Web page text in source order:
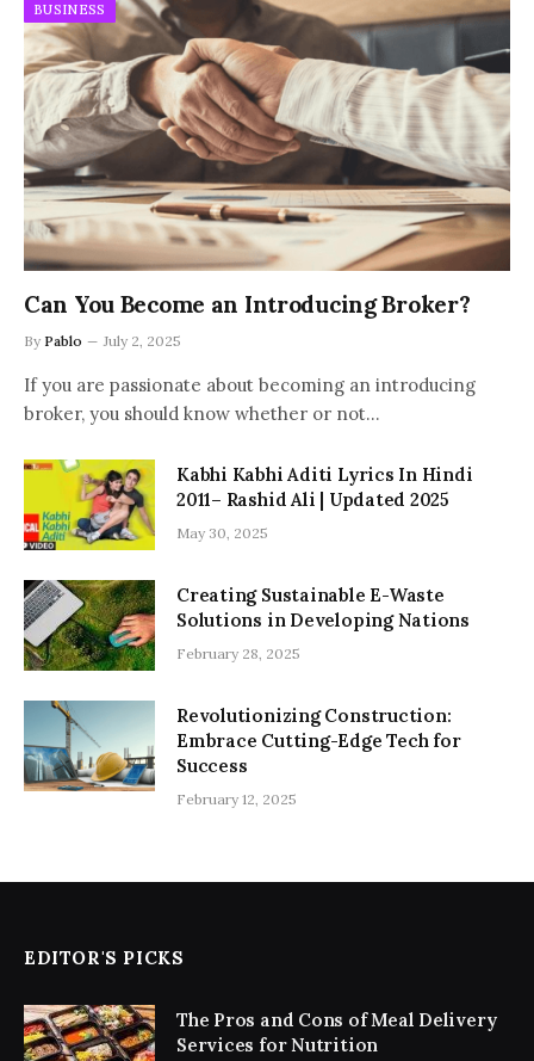
BUSINESS
Can You Become an Introducing Broker?
By Pablo July 2, 2025
If you are passionate about becoming an introducing
broker, you should know whether or not…
Kabhi Kabhi Aditi Lyrics In Hindi
2011– Rashid Ali | Updated 2025
May 30, 2025
Creating Sustainable E-Waste
Solutions in Developing Nations
February 28, 2025
Revolutionizing Construction:
Embrace Cutting-Edge Tech for
Success
February 12, 2025
EDITOR'S PICKS
The Pros and Cons of Meal Delivery
Services for Nutrition